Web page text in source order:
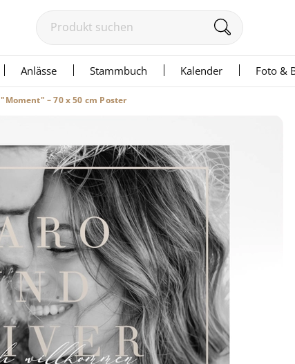
Anlässe Stammbuch Kalender Foto &
"Moment" – 70 x 50 cm Poster